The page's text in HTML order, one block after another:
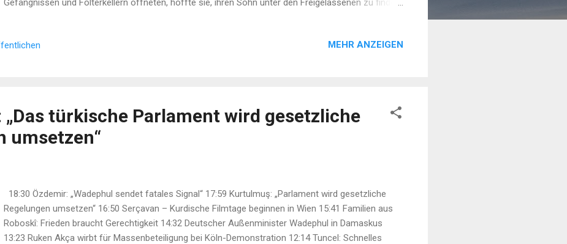
längst nicht vorbei. Er lebt in den Köpfen und Körpern...
MEHR ANZEIGEN
türkische Parlament wird gesetzliche
umsetzen“
18:30 Özdemir: „Wadephul sendet fatales Signal“ 17:59 Kurtulmuş: „Parlament wird gesetzliche
Regelungen umsetzen“ 16:50 Serçavan – Kurdische Filmtage beginnen in Wien 15:41 Familien aus
Roboskî: Frieden braucht Gerechtigkeit 14:32 Deutscher Außenminister Wadephul in Damaskus
13:23 Ruken Akça wirbt für Massenbeteiligung bei Köln-Demonstration 12:14 Tuncel: Schnelles